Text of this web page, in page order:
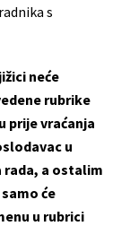
s
neće
rubrike
prije vraćanja
u
rada, a ostalim
će
u rubrici